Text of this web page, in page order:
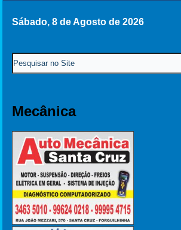
Sábado, 8 de Agosto de 2026
Mecânica